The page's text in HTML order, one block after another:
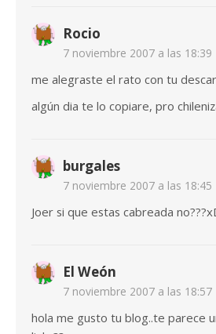
Rocio
7 noviembre 2007 a las 18:39
me alegraste el rato con tu
algún dia te lo copiare, pro
burgales
7 noviembre 2007 a las 18:45
Joer si que estas cabreada
El Weón
7 noviembre 2007 a las 18:57
hola me gusto tu blog..te parece